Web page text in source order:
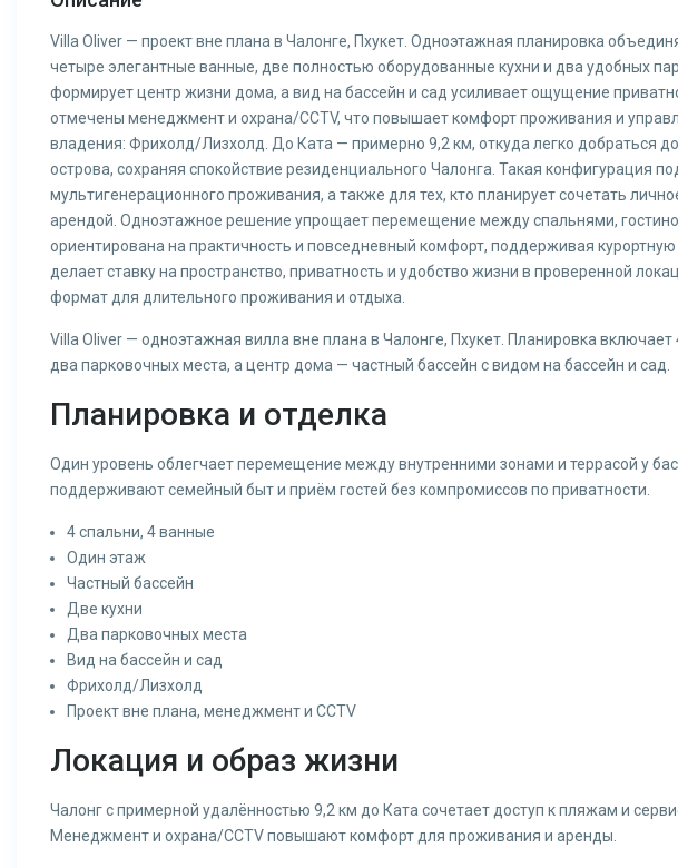
Villa Oliver — проект вне плана в Чалонге, Пхукет. Одноэтажная планировка
четыре элегантные ванные, две полностью оборудованные кухни и два удобных
формирует центр жизни дома, а вид на бассейн и сад усиливает ощущение
отмечены менеджмент и охрана/CCTV, что повышает комфорт проживания и
владения: Фрихолд/Лизхолд. До Ката — примерно 9,2 км, откуда легко добраться
острова, сохраняя спокойствие резиденциального Чалонга. Такая конфигурация
мультигенерационного проживания, а также для тех, кто планирует сочетать
арендой. Одноэтажное решение упрощает перемещение между спальнями,
ориентирована на практичность и повседневный комфорт, поддерживая
делает ставку на пространство, приватность и удобство жизни в проверенной
формат для длительного проживания и отдыха.
Villa Oliver — одноэтажная вилла вне плана в Чалонге, Пхукет. Планировка включает
два парковочных места, а центр дома — частный бассейн с видом на бассейн и сад.
Планировка и отделка
Один уровень облегчает перемещение между внутренними зонами и террасой у
поддерживают семейный быт и приём гостей без компромиссов по приватности.
4 спальни, 4 ванные
Один этаж
Частный бассейн
Две кухни
Два парковочных места
Вид на бассейн и сад
Фрихолд/Лизхолд
Проект вне плана, менеджмент и CCTV
Локация и образ жизни
Чалонг с примерной удалённостью 9,2 км до Ката сочетает доступ к пляжам и
Менеджмент и охрана/CCTV повышают комфорт для проживания и аренды.